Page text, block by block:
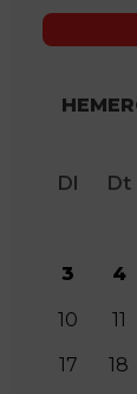
Dl
Dt
3 4
10 11
17
18